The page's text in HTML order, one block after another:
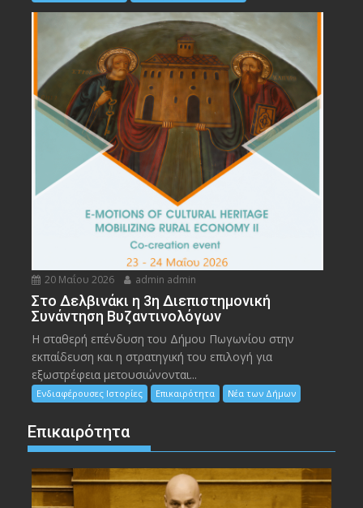
20 Μαΐου 2026 admin admin
Στο Δελβινάκι η 3η Διεπιστημονική
Συνάντηση Βυζαντινολόγων
Η σταθερή επένδυση του Δήμου Πωγωνίου στην
εκπαίδευση και η στρατηγική του επιλογή για
εξωστρέφεια μετουσιώνονται...
Ενδιαφέρουσες Ιστορίες Επικαιρότητα Νέα των Δήμων
Επικαιρότητα